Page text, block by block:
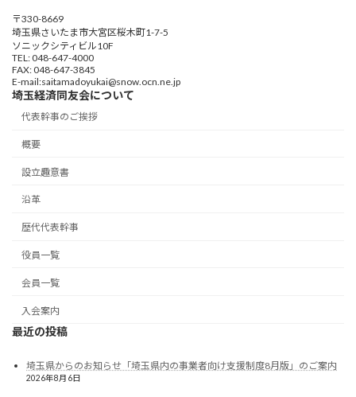
〒330-8669
埼玉県さいたま市大宮区桜木町1-7-5
ソニックシティビル10F
TEL: 048-647-4000
FAX: 048-647-3845
E-mail:saitamadoyukai@snow.ocn.ne.jp
埼玉経済同友会について
代表幹事のご挨拶
概要
設立趣意書
沿革
歴代代表幹事
役員一覧
会員一覧
入会案内
最近の投稿
埼玉県からのお知らせ「埼玉県内の事業者向け支援制度8月版」のご案内
2026年8月6日